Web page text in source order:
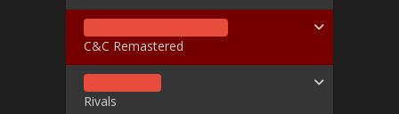
C&C Remastered
Rivals